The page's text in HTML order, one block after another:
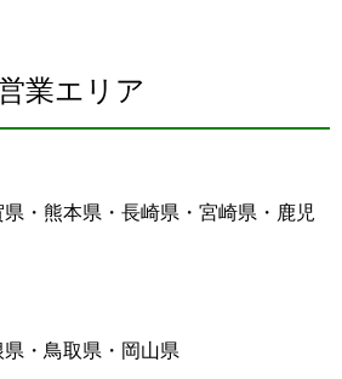
業エリア
・熊本県・長崎県・宮崎県・鹿児
・鳥取県・岡山県